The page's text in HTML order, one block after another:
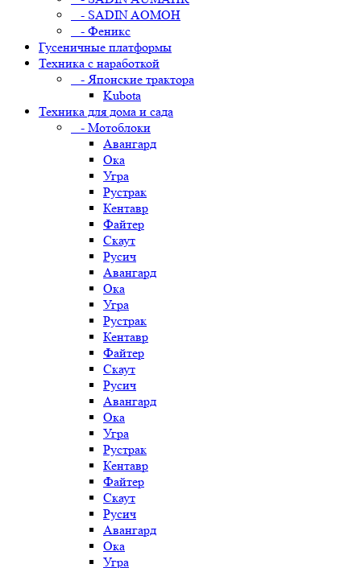
- SADIN AOMOH
- Феникс
Гусеничные платформы
Техника с наработкой
- Японские трактора
Kubota
Техника для дома и сада
- Мотоблоки
Авангард
Ока
Угра
Рустрак
Кентавр
Файтер
Скаут
Русич
Авангард
Ока
Угра
Рустрак
Кентавр
Файтер
Скаут
Русич
Авангард
Ока
Угра
Рустрак
Кентавр
Файтер
Скаут
Русич
Авангард
Ока
Угра